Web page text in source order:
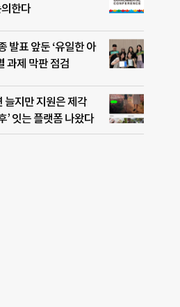
의한다
발표 앞둔 ‘유일한 아
과제 막판 점검
늘지만 지원은 제각
’ 잇는 플랫폼 나왔다